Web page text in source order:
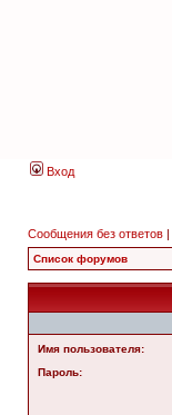
Вход
Сообщения без ответов |
Список форумов
Имя пользователя:
Пароль: